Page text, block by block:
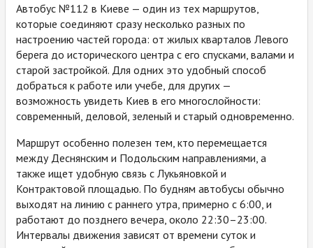
Автобус №112 в Киеве — один из тех маршрутов,
которые соединяют сразу несколько разных по
настроению частей города: от жилых кварталов Левого
берега до исторического центра с его спусками, валами и
старой застройкой. Для одних это удобный способ
добраться к работе или учебе, для других —
возможность увидеть Киев в его многослойности:
современный, деловой, зеленый и старый одновременно.
Маршрут особенно полезен тем, кто перемещается
между Деснянским и Подольским направлениями, а
также ищет удобную связь с Лукьяновкой и
Контрактовой площадью. По будням автобусы обычно
выходят на линию с раннего утра, примерно с 6:00, и
работают до позднего вечера, около 22:30–23:00.
Интервалы движения зависят от времени суток и